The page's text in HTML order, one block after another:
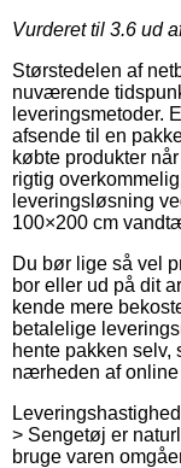
Vurderet til 3.6 ud
Størstedelen af
nuværende
leveringsmetoder.
afsende til en
købte produkter
rigtig
leveringsløsning
100×200 cm
Du bør lige så vel
bor eller ud på dit
kende mere
betalelige
hente pakken
nærheden af online
> Sengetøj er
bruge varen